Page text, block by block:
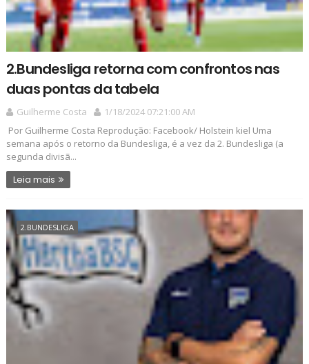
2.Bundesliga retorna com confrontos nas
duas pontas da tabela
Guilherme Costa
1/18/2024 07:21:00 AM
Por Guilherme Costa Reprodução: Facebook/ Holstein kiel Uma
semana após o retorno da Bundesliga, é a vez da 2. Bundesliga (a
segunda divisã...
Leia mais
2.BUNDESLIGA